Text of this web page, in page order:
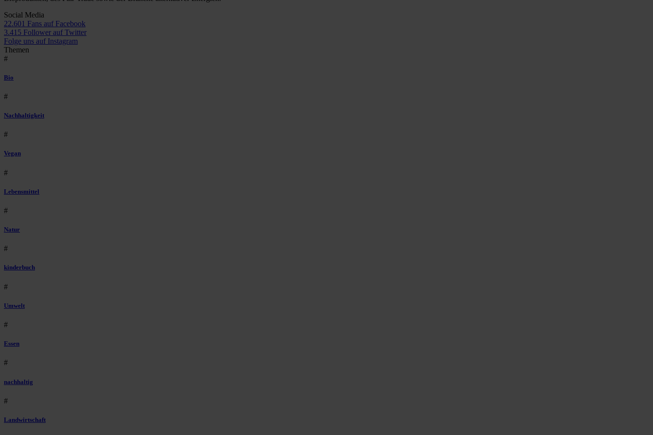
Social Media
22.601 Fans auf Facebook
3.415 Follower auf Twitter
Folge uns auf Instagram
Themen
#
Bio
#
Nachhaltigkeit
#
Vegan
#
Lebensmittel
#
Natur
#
kinderbuch
#
Umwelt
#
Essen
#
nachhaltig
#
Landwirtschaft